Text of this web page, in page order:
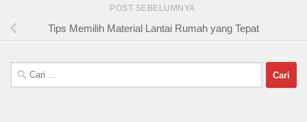
POST SEBELUMNYA
Tips Memilih Material Lantai Rumah yang Tepat
Cari
untuk: